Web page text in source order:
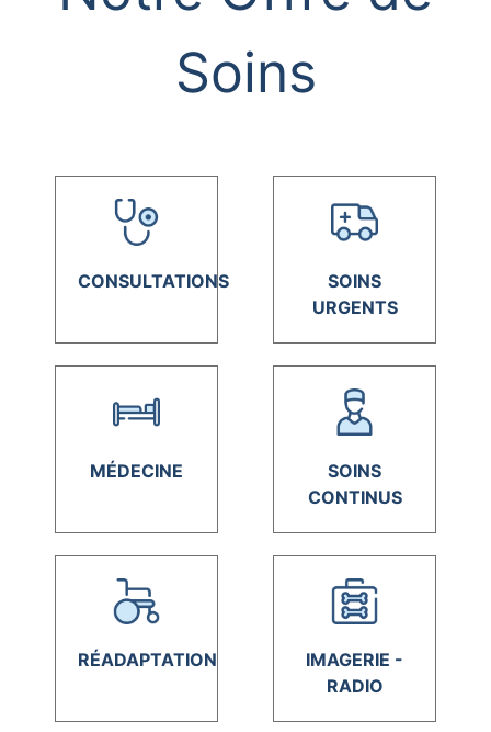
Soins
CONSULTATIONS
SOINS
URGENTS
MÉDECINE
SOINS
CONTINUS
RÉADAPTATION
IMAGERIE -
RADIO